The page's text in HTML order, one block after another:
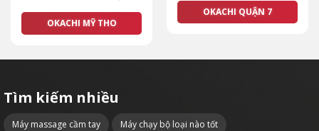
OKACHI MỸ THO
OKACHI QUẬN 7
Tìm kiếm nhiều
Máy massage cầm tay Máy chạy bộ loại nào tốt